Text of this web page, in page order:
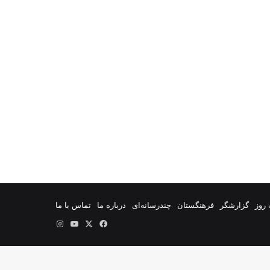
گزارشگر فرهنگستان چندرسانه‌ای درباره ما
تماس با ما
فیس
یوتیوب